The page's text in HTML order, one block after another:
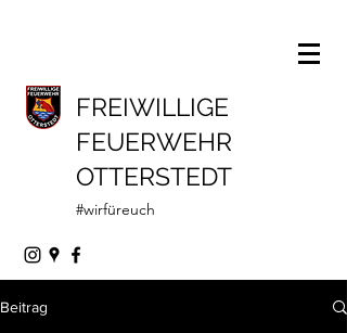
FREIWILLIGE
FEUERWEHR
OTTERSTEDT
#wirfüreuch
Beitrag